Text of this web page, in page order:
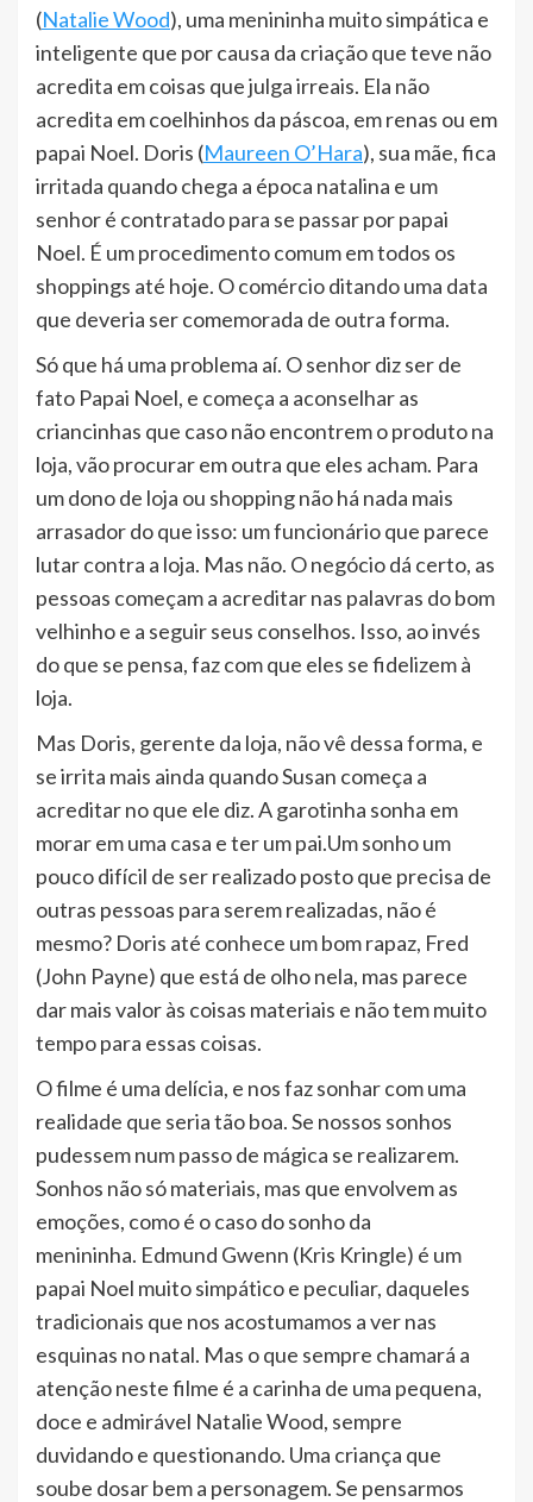
(Natalie Wood), uma menininha muito simpática e
inteligente que por causa da criação que teve não
acredita em coisas que julga irreais. Ela não
acredita em coelhinhos da páscoa, em renas ou em
papai Noel. Doris (Maureen O’Hara), sua mãe, fica
irritada quando chega a época natalina e um
senhor é contratado para se passar por papai
Noel. É um procedimento comum em todos os
shoppings até hoje. O comércio ditando uma data
que deveria ser comemorada de outra forma.
Só que há uma problema aí. O senhor diz ser de
fato Papai Noel, e começa a aconselhar as
criancinhas que caso não encontrem o produto na
loja, vão procurar em outra que eles acham. Para
um dono de loja ou shopping não há nada mais
arrasador do que isso: um funcionário que parece
lutar contra a loja. Mas não. O negócio dá certo, as
pessoas começam a acreditar nas palavras do bom
velhinho e a seguir seus conselhos. Isso, ao invés
do que se pensa, faz com que eles se fidelizem à
loja.
Mas Doris, gerente da loja, não vê dessa forma, e
se irrita mais ainda quando Susan começa a
acreditar no que ele diz. A garotinha sonha em
morar em uma casa e ter um pai.Um sonho um
pouco difícil de ser realizado posto que precisa de
outras pessoas para serem realizadas, não é
mesmo? Doris até conhece um bom rapaz, Fred
(John Payne) que está de olho nela, mas parece
dar mais valor às coisas materiais e não tem muito
tempo para essas coisas.
O filme é uma delícia, e nos faz sonhar com uma
realidade que seria tão boa. Se nossos sonhos
pudessem num passo de mágica se realizarem.
Sonhos não só materiais, mas que envolvem as
emoções, como é o caso do sonho da
menininha. Edmund Gwenn (Kris Kringle) é um
papai Noel muito simpático e peculiar, daqueles
tradicionais que nos acostumamos a ver nas
esquinas no natal. Mas o que sempre chamará a
atenção neste filme é a carinha de uma pequena,
doce e admirável Natalie Wood, sempre
duvidando e questionando. Uma criança que
soube dosar bem a personagem. Se pensarmos